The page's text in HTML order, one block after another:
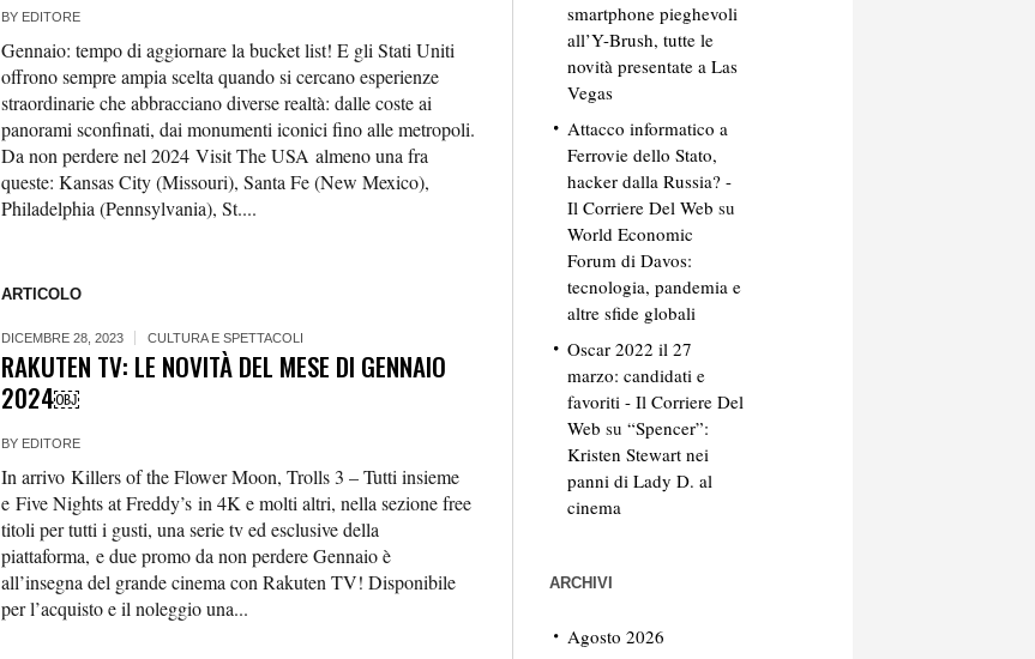
BY EDITORE
Gennaio: tempo di aggiornare la bucket list! E gli Stati Uniti
offrono sempre ampia scelta quando si cercano esperienze
straordinarie che abbracciano diverse realtà: dalle coste ai
panorami sconfinati, dai monumenti iconici fino alle metropoli.
Da non perdere nel 2024 Visit The USA almeno una fra
queste: Kansas City (Missouri), Santa Fe (New Mexico),
Philadelphia (Pennsylvania), St....
ARTICOLO
DICEMBRE 28, 2023 CULTURA E SPETTACOLI
RAKUTEN TV: LE NOVITÀ DEL MESE DI GENNAIO
2024￼
BY EDITORE
In arrivo Killers of the Flower Moon, Trolls 3 – Tutti insieme
e Five Nights at Freddy’s in 4K e molti altri, nella sezione free
titoli per tutti i gusti, una serie tv ed esclusive della
piattaforma, e due promo da non perdere Gennaio è
all’insegna del grande cinema con Rakuten TV! Disponibile
per l’acquisto e il noleggio una...
smartphone pieghevoli
all’Y-Brush, tutte le
novità presentate a Las
Vegas
Attacco informatico a
Ferrovie dello Stato,
hacker dalla Russia? -
Il Corriere Del Web su
World Economic
Forum di Davos:
tecnologia, pandemia e
altre sfide globali
Oscar 2022 il 27
marzo: candidati e
favoriti - Il Corriere Del
Web su “Spencer”:
Kristen Stewart nei
panni di Lady D. al
cinema
ARCHIVI
Agosto 2026